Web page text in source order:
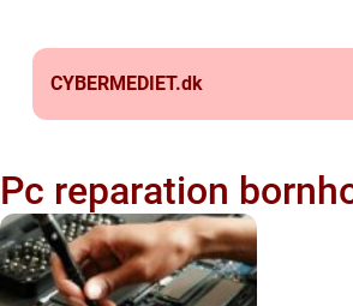
CYBERMEDIET.dk
Pc reparation